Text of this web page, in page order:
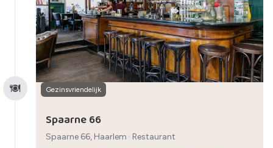
Gezinsvriendelijk
Spaarne 66
Spaarne 66, Haarlem · Restaurant